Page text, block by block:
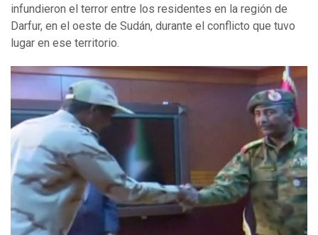
infundieron el terror entre los residentes en la región de
Darfur, en el oeste de Sudán, durante el conflicto que tuvo
lugar en ese territorio.